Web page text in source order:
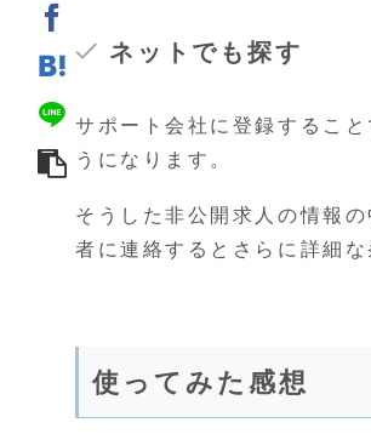
ネットでも探す
サポート会社に登録するこ
うになります。
そうした非公開求人の情報
者に連絡するとさらに詳細
使ってみた感想